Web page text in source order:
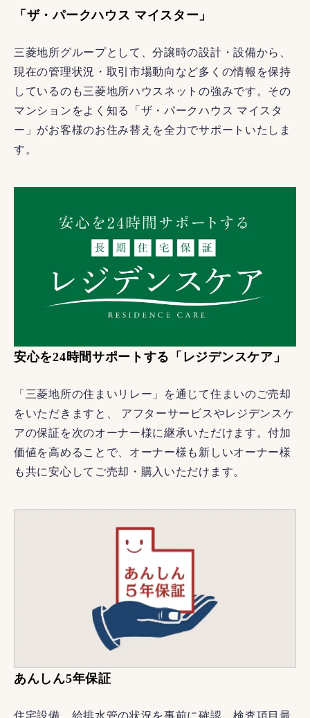
「ザ・パークハウス マイスター」
三菱地所グループとして、分譲時の設計・設備から、
現在の管理状況・取引市場動向など多くの情報を保持
しているのも三菱地所ハウスネットの強みです。その
マンションをよく知る「ザ・パークハウス マイスタ
ー」がお客様のお住み替えを全力でサポートいたしま
す。
安心を24時間サポートする「レジデンスケア」
「三菱地所の住まいリレー」を通じて住まいのご売却
をいただきますと、 アフターサービスやレジデンスケ
アの保証を次のオーナー様に継承いただけます。付加
価値を高めることで、オーナー様も新しいオーナー様
も共に安心してご売却・購入いただけます。
あんしん5年保証